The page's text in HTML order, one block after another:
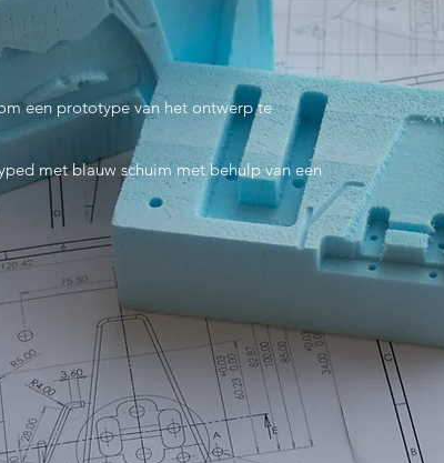
een prototype van het ontwerp te
met blauw schuim met behulp van een